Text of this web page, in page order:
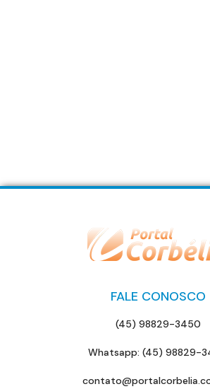
FALE CONOSCO
(45) 98829-3450
Whatsapp: (45) 98829-